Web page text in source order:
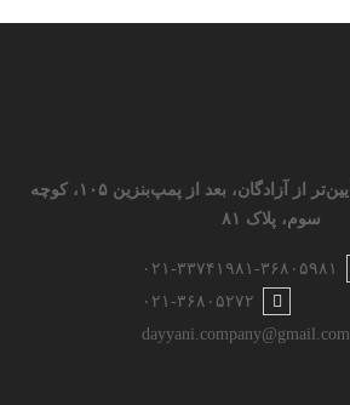
تهران، فداییان اسلام، پایین‌تر از آزادگان، بعد از پمپ‌بنزین ۱۰۵، کوچه
سوم، پلاک ۸۱
۰۲۱-۳۳۷۴۱۹۸۱-۳۶۸۰۵۹۸۱
۰۲۱-۳۶۸۰۵۲۷۲
dayyani.company@gmail.com